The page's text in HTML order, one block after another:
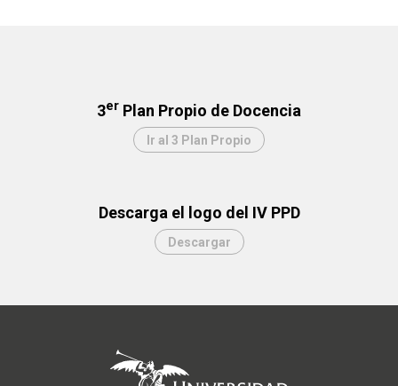
3er Plan Propio de Docencia
Ir al 3 Plan Propio
Descarga el logo del IV PPD
Descargar